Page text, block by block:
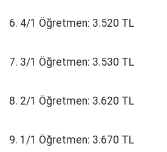
6. 4/1 Öğretmen: 3.520 TL
7. 3/1 Öğretmen: 3.530 TL
8. 2/1 Öğretmen: 3.620 TL
9. 1/1 Öğretmen: 3.670 TL